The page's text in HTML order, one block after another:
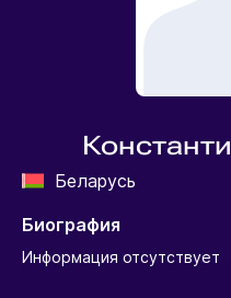
Беларусь
Биография
Информация отсутствует